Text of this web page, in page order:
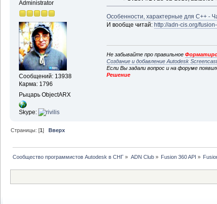
Administrator
Сообщений: 13938
Карма: 1796
Рыцарь ObjectARX
Skype:
Особенности, характерные для C++ -
И вообще читай: http://adn-cis.org/
Не забывайте про правильное
Создание и добавление Autodesk
Если Вы задали вопрос и на форуме
Решение
Страницы: [1]Вверх
Сообщество программистов Autodesk в СНГ » ADN Club» Fusion 360 API »